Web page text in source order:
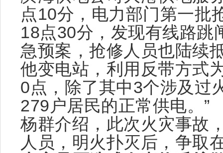
点10分，电力部门第一批
18点30分，发现有线路跳
急预案，抢修人员也陆续
他变电站，利用反带方式
0点，除了其中3个涉及过
279户居民的正常供电。”
杨群介绍，此次火灾事故
人员，明火扑灭后，争取